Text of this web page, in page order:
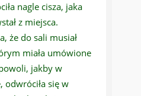
nagle cisza, jaka
z miejsca.
że do sali musiał
miała umówione
jakby w
się w